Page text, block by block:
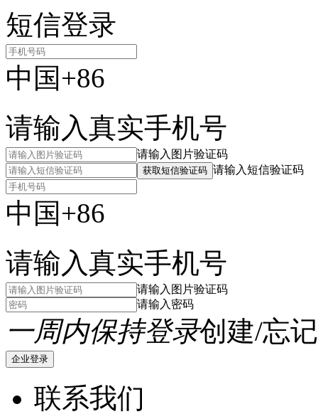
短信登录
中国+86
请输入真实手机号
请输入图片验证码
获取短信验证码 请输入短信验证码
中国+86
请输入真实手机号
请输入图片验证码
请输入密码
一周内保持登录创建/忘
企业登录
联系我们